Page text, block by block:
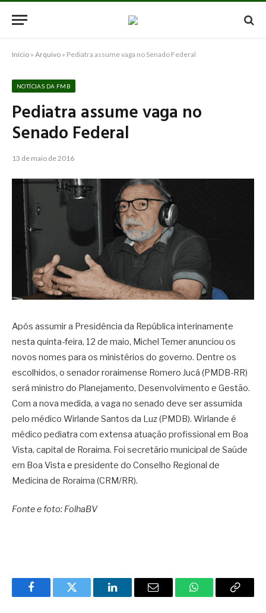
Início » Arquivo » Pediatra assume vaga no Senado Federal
NOTÍCIAS DA FMB
Pediatra assume vaga no
Senado Federal
13 de maio de 2016
Após assumir a Presidência da República interinamente
nesta quinta-feira, 12 de maio, Michel Temer anunciou os
novos nomes para os ministérios do governo. Dentre os
escolhidos, o senador roraimense Romero Jucá (PMDB-RR)
será ministro do Planejamento, Desenvolvimento e Gestão.
Com a nova medida, a vaga no senado deve ser assumida
pelo médico Wirlande Santos da Luz (PMDB). Wirlande é
médico pediatra com extensa atuação profissional em Boa
Vista, capital de Roraima. Foi secretário municipal de Saúde
em Boa Vista e presidente do Conselho Regional de
Medicina de Roraima (CRM/RR).
Fonte e foto: FolhaBV
FacebookTwitter LinkedInEmail WhatsAppCopy